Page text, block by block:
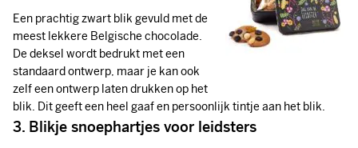
Een prachtig zwart blik gevuld met de
meest lekkere Belgische chocolade.
De deksel wordt bedrukt met een
standaard ontwerp, maar je kan ook
zelf een ontwerp laten drukken op het
blik. Dit geeft een heel gaaf en persoonlijk tintje aan het blik.
3. Blikje snoephartjes voor leidsters